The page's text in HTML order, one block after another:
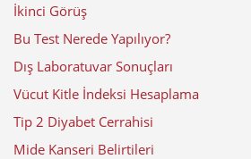
İkinci Görüş
Bu Test Nerede Yapılıyor?
Dış Laboratuvar Sonuçları
Vücut Kitle İndeksi Hesaplama
Tip 2 Diyabet Cerrahisi
Mide Kanseri Belirtileri